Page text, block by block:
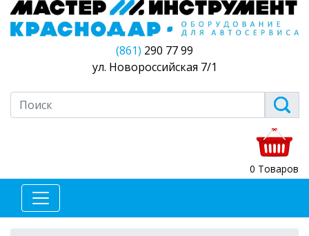
(861) 290 77 99
ул. Новороссийская 7/1
0 Товаров